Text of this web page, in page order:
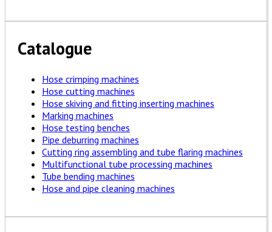
Catalogue
Hose crimping machines
Hose cutting machines
Hose skiving and fitting inserting machines
Marking machines
Hose testing benches
Pipe deburring machines
Cutting ring assembling and tube flaring machines
Multifunctional tube processing machines
Tube bending machines
Hose and pipe cleaning machines